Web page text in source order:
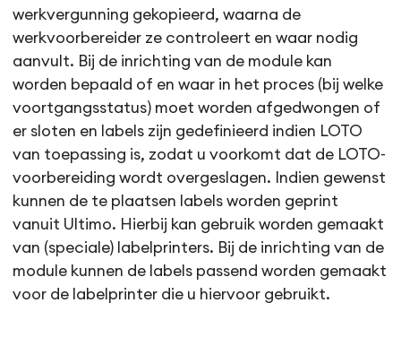
werkvergunning gekopieerd, waarna de
werkvoorbereider ze controleert en waar nodig
aanvult. Bij de inrichting van de module kan
worden bepaald of en waar in het proces (bij welke
voortgangsstatus) moet worden afgedwongen of
er sloten en labels zijn gedefinieerd indien LOTO
van toepassing is, zodat u voorkomt dat de LOTO-
voorbereiding wordt overgeslagen. Indien gewenst
kunnen de te plaatsen labels worden geprint
vanuit Ultimo. Hierbij kan gebruik worden gemaakt
van (speciale) labelprinters. Bij de inrichting van de
module kunnen de labels passend worden gemaakt
voor de labelprinter die u hiervoor gebruikt.